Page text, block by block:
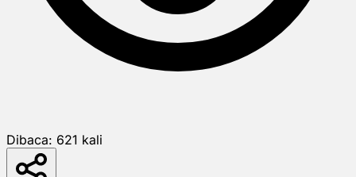
Dibaca: 621 kali